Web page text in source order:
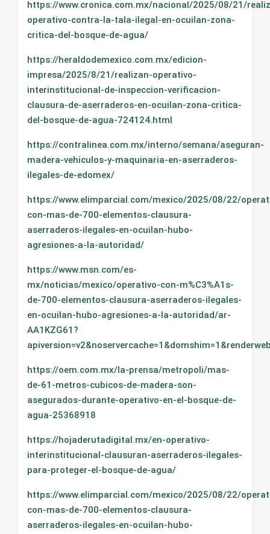
https://www.cronica.com.mx/nacional/2025/08/21/
operativo-contra-la-tala-ilegal-en-ocuilan-zona-
critica-del-bosque-de-agua/
https://heraldodemexico.com.mx/edicion-
impresa/2025/8/21/realizan-operativo-
interinstitucional-de-inspeccion-verificacion-
clausura-de-aserraderos-en-ocuilan-zona-critica-
del-bosque-de-agua-724124.html
https://contralinea.com.mx/interno/semana/aseguran-
madera-vehiculos-y-maquinaria-en-aserraderos-
ilegales-de-edomex/
https://www.elimparcial.com/mexico/2025/08/22/
con-mas-de-700-elementos-clausura-
aserraderos-ilegales-en-ocuilan-hubo-
agresiones-a-la-autoridad/
https://www.msn.com/es-
mx/noticias/mexico/operativo-con-m%C3%A1s-
de-700-elementos-clausura-aserraderos-ilegales-
en-ocuilan-hubo-agresiones-a-la-autoridad/ar-
AA1KZG61?
https://oem.com.mx/la-prensa/metropoli/mas-
de-61-metros-cubicos-de-madera-son-
asegurados-durante-operativo-en-el-bosque-de-
agua-25368918
https://hojaderutadigital.mx/en-operativo-
interinstitucional-clausuran-aserraderos-ilegales-
para-proteger-el-bosque-de-agua/
https://www.elimparcial.com/mexico/2025/08/22/
con-mas-de-700-elementos-clausura-
aserraderos-ilegales-en-ocuilan-hubo-